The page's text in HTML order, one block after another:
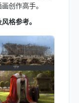
创作高手。
格参考。